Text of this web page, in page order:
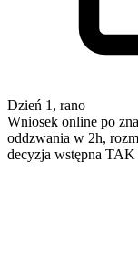
Dzień 1, rano
Wniosek online po
oddzwania w 2h,
decyzja wstępna TAK